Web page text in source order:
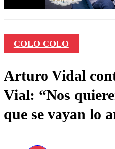
COLO COLO
Arturo Vidal
Vial: “Nos
que se vayan lo